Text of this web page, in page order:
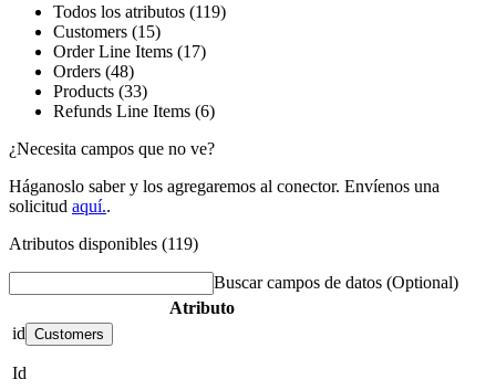
Todos los atributos (119)
Customers (15)
Order Line Items (17)
Orders (48)
Products (33)
Refunds Line Items (6)
¿Necesita campos que no ve?
Háganoslo saber y los agregaremos al conector. Envíenos una
solicitud aquí..
Atributos disponibles (119)
Buscar campos de datos (Optional)
Atributo
id Customers
Id